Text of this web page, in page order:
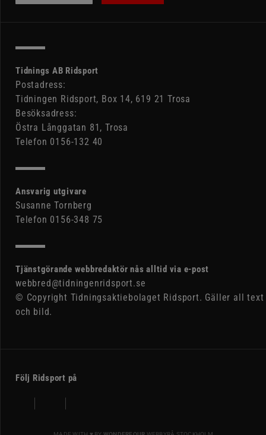
Tidnings AB Ridsport
Postadress:
Tidningen Ridsport, Box 14, 619 21 Trosa
Besöksadress:
Östra Långgatan 81, Trosa
Telefon 0156-132 40
Ansvarig utgivare
Susanne Tornberg
Telefon 0156-348 75
Tjänstgörande webbredaktör nås alltid via e-post
webbred@tidningenridsport.se
© Copyright Tidningsaktiebolaget Ridsport. Gäller all text
och bild.
Följ Ridsport på